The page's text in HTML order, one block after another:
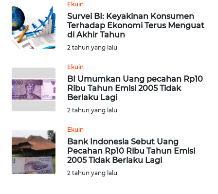
Ekuin
Survei BI: Keyakinan Konsumen
Terhadap Ekonomi Terus Menguat
di Akhir Tahun
2 tahun yang lalu
Ekuin
BI Umumkan Uang pecahan Rp10
Ribu Tahun Emisi 2005 Tidak
Berlaku Lagi
2 tahun yang lalu
Ekuin
Bank Indonesia Sebut Uang
Pecahan Rp10 Ribu Tahun Emisi
2005 Tidak Berlaku Lagi
2 tahun yang lalu
NUSANTARA
WN
WN
JATIM
WN
KALBAR